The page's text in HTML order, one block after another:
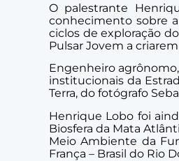
O palestrante
conhecimento sobre
ciclos de exploração
Pulsar Jovem a
Engenheiro
institucionais da
Terra, do fotógrafo
Henrique Lobo foi
Biosfera da Mata
Meio Ambiente da
França – Brasil do Rio